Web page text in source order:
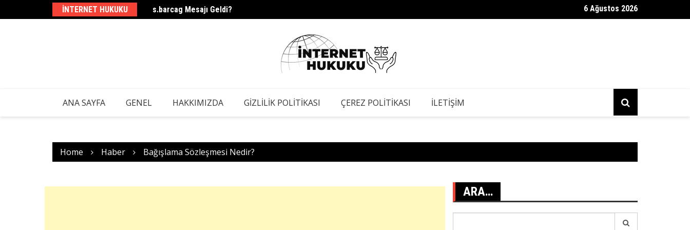
to
INTERNET HUKUKU s.barcag Mesajı Geldi? 6 Ağustos 2026
ANA SAYFA GENEL HAKKIMIZDA GIZLILIK POLITIKASI ÇEREZ POLITIKASI İLETIŞIM
Home Haber Bağışlama Sözleşmesi Nedir?
ARA…